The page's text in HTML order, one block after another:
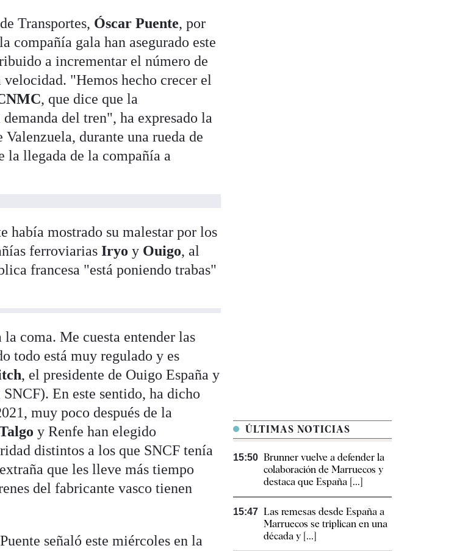
Transportes, Óscar Puente, por
compañía gala han asegurado este
a incrementar el número de
"Hemos hecho crecer el
, que dice que la
del tren", ha expresado la
durante una rueda de
la llegada de la compañía a
había mostrado su malestar por los
ferroviariasIryo y Ouigo, al
francesa "está poniendo trabas"
coma. Me cuesta entender las
todo está muy regulado y es
, el presidente de Ouigo España y
En este sentido, ha dicho
muy poco después de la
y Renfe han elegido
distintos a los que SNCF tenía
que les lleve más tiempo
del fabricante vasco tienen
Puente señaló este miércoles en la
ÚLTIMAS NOTICIAS
15:50 Brunner vuelve a defender la
colaboración de Marruecos y
destaca que España [...]
15:47 Las remesas desde España a
Marruecos se triplican en una
década y [...]